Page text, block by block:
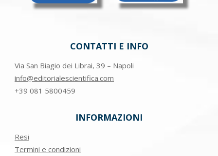
CONTATTI E INFO
Via San Biagio dei Librai, 39 – Napoli
info@editorialescientifica.com
+39 081 5800459
INFORMAZIONI
Resi
Termini e condizioni